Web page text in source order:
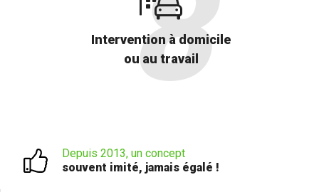
Intervention à domicile
ou au travail
Depuis 2013, un concept
souvent imité, jamais égalé !